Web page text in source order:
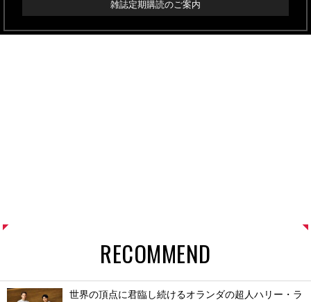
雑誌定期購読のご案内
RECOMMEND
世界の頂点に君臨し続けるオランダの超人ハリー・ラ